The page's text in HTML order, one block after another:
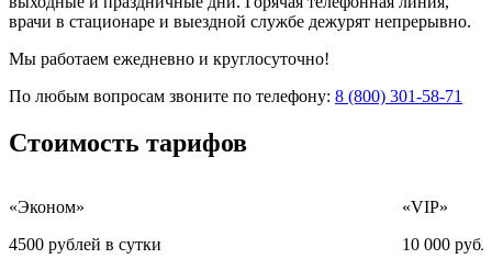
врачи в стационаре и выездной службе дежурят непрерывно.
Мы работаем ежедневно и круглосуточно!
По любым вопросам звоните по телефону: 8 (800) 301-58-71
Стоимость тарифов
«Эконом»
4500 рублей в сутки
«VIP»
10 000